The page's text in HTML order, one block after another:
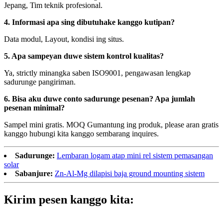
Jepang, Tim teknik profesional.
4. Informasi apa sing dibutuhake kanggo kutipan?
Data modul, Layout, kondisi ing situs.
5. Apa sampeyan duwe sistem kontrol kualitas?
Ya, strictly minangka saben ISO9001, pengawasan lengkap
sadurunge pangiriman.
6. Bisa aku duwe conto sadurunge pesenan? Apa jumlah
pesenan minimal?
Sampel mini gratis. MOQ Gumantung ing produk, please aran gratis
kanggo hubungi kita kanggo sembarang inquires.
Sadurunge: Lembaran logam atap mini rel sistem pemasangan
solar
Sabanjure: Zn-Al-Mg dilapisi baja ground mounting sistem
Kirim pesen kanggo kita: